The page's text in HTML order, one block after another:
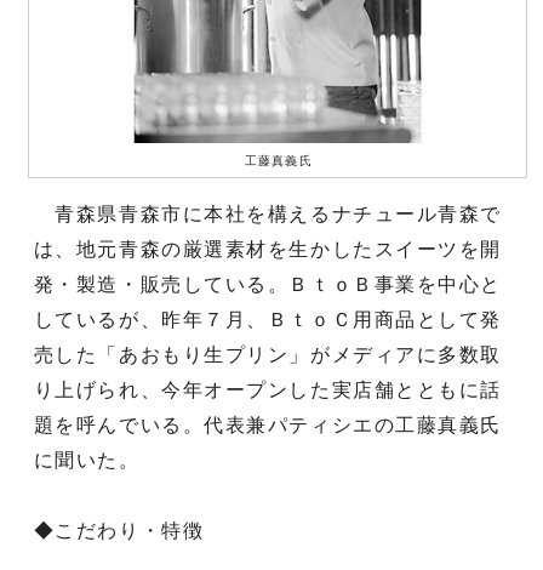
工藤真義氏
青森県青森市に本社を構えるナチュール青森で
は、地元青森の厳選素材を生かしたスイーツを開
発・製造・販売している。ＢｔｏＢ事業を中心と
しているが、昨年７月、ＢｔｏＣ用商品として発
売した「あおもり生プリン」がメディアに多数取
り上げられ、今年オープンした実店舗とともに話
題を呼んでいる。代表兼パティシエの工藤真義氏
に聞いた。
◆こだわり・特徴